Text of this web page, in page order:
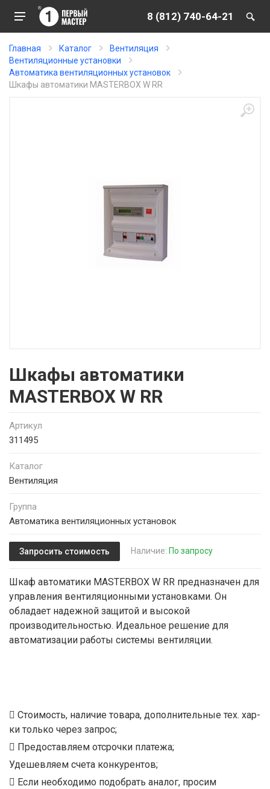
8 (812) 740-64-21
Главная Каталог
Вентиляция
Вентиляционные установки
Автоматика вентиляционных установок
Шкафы автоматики MASTERBOX W RR
Шкафы автоматики
MASTERBOX W RR
Артикул
311495
Каталог
Вентиляция
Группа
Автоматика вентиляционных установок
Запросить стоимость Наличие: По запросу
Шкаф автоматики MASTERBOX W RR предназначен для
управления вентиляционными установками. Он
обладает надежной защитой и высокой
производительностью. Идеальное решение для
автоматизации работы системы вентиляции.
Стоимость, наличие товара, дополнительные тех. хар-
ки только через запрос;
Предоставляем отсрочки платежа;
Удешевляем счета конкурентов;
Если необходимо подобрать аналог, просим